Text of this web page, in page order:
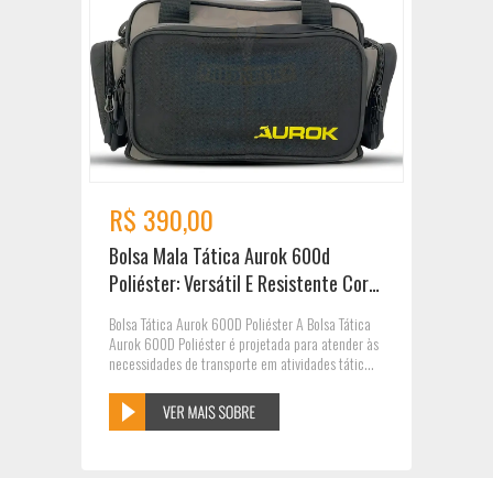
R$ 390,00
Bolsa Mala Tática Aurok 600d
Poliéster: Versátil E Resistente Cor
Bolsa Tática Aurok 600D Poliéster A Bolsa Tática
Aurok 600D Poliéster é projetada para atender às
necessidades de transporte em atividades tátic...